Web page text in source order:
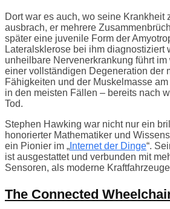
Dort war es auch, wo seine Krankheit
ausbrach, er mehrere
später eine juvenile Form der
Lateralsklerose bei ihm diagnostiziert
unheilbare Nervenerkrankung führt im
einer vollständigen Degeneration der
Fähigkeiten und der Muskelmasse
in den meisten Fällen – bereits nach
Tod.
Stephen Hawking war nicht nur ein
honorierter Mathematiker und
ein Pionier im „ Internet der Dinge“.
ist ausgestattet und verbunden mit
Sensoren, als moderne
The Connected